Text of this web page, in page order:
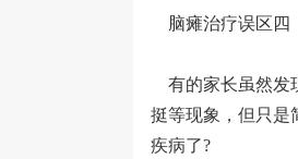
脑瘫治疗误区四
有的家长虽然发
挺等现象，但只是
疾病了?